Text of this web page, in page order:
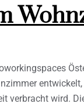
verbracht wird.